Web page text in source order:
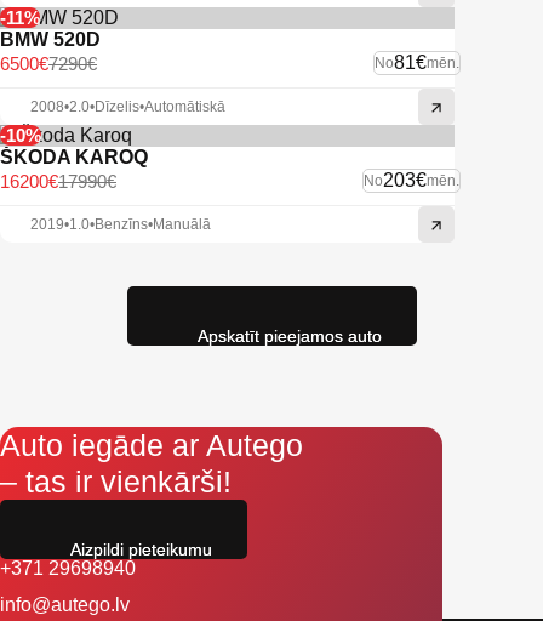
-11%
BMW 520D
No81€mēn.
7290€
6500€
2008•2.0•Dīzelis•Automātiskā
-10%
ŠKODA KAROQ
No203€mēn.
17990€
16200€
2019•1.0•Benzīns•Manuālā
Auto iegāde ar Autego
– tas ir vienkārši!
+371 29698940
info@autego.lv